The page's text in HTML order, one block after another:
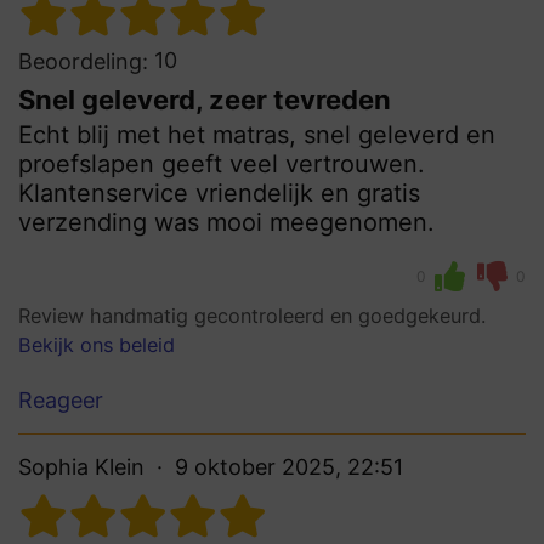
Beoordeling: 10
Snel geleverd, zeer tevreden
Echt blij met het matras, snel geleverd en
proefslapen geeft veel vertrouwen.
Klantenservice vriendelijk en gratis
verzending was mooi meegenomen.
0 0
Review handmatig gecontroleerd en goedgekeurd.
Bekijk ons beleid
Reageer
Sophia Klein 9 oktober 2025, 22:51